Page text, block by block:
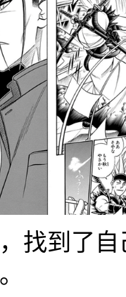
找到了